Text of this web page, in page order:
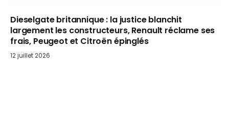
Dieselgate britannique : la justice blanchit
largement les constructeurs, Renault réclame ses
frais, Peugeot et Citroën épinglés
12 juillet 2026